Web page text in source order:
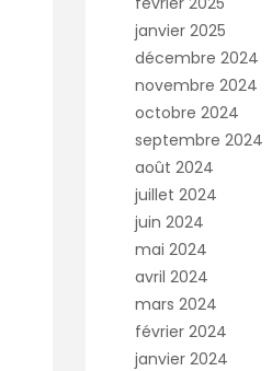
janvier 2025
décembre 2024
novembre 2024
octobre 2024
septembre 2024
août 2024
juillet 2024
juin 2024
mai 2024
avril 2024
mars 2024
février 2024
janvier 2024